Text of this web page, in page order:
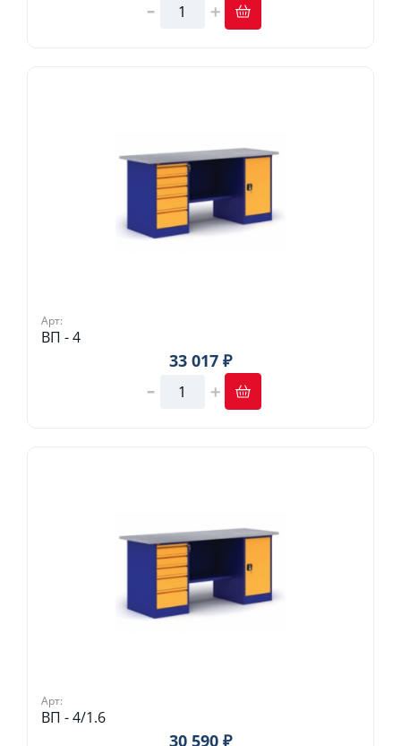
Арт:
ВП - 4
33 017 ₽
Арт:
ВП - 4/1.6
30 590 ₽